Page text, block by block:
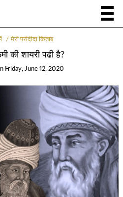
मेरी पसंदीदा किताब
की शायरी पढी है?
Friday, June 12, 2020